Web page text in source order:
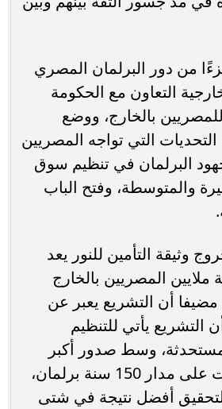
من دور البرلمان المصري
التعاون مع الحكومة
بالخارج، ووضع
التي تواجه المصريين
البرلمان في تنظيم سوق
والمتوسطة، وفتح الباب
وثيقة التأمين للنور يعد
المصريين بالخارج
أن التشريع يعبر عن
التشريع يأتي للتنظيم
وسط صدور أكبر
عدد من التشريعات على مدار 150 سنة برلمان،
أفضل نتيجة في شتى